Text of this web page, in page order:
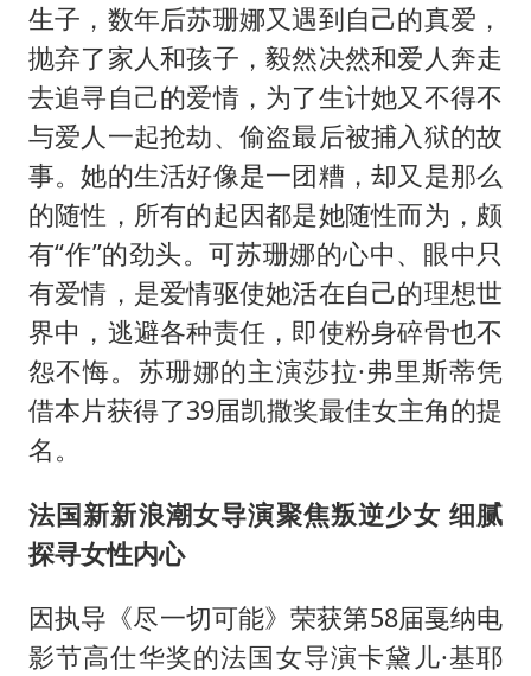
生子，数年后苏珊娜又遇到自己的真爱，
抛弃了家人和孩子，毅然决然和爱人奔走
去追寻自己的爱情，为了生计她又不得不
与爱人一起抢劫、偷盗最后被捕入狱的故
事。她的生活好像是一团糟，却又是那么
的随性，所有的起因都是她随性而为，颇
有“作”的劲头。可苏珊娜的心中、眼中只
有爱情，是爱情驱使她活在自己的理想世
界中，逃避各种责任，即使粉身碎骨也不
怨不悔。苏珊娜的主演莎拉·弗里斯蒂凭
借本片获得了39届凯撒奖最佳女主角的提
名。
法国新新浪潮女导演聚焦叛逆少女 细腻
探寻女性内心
因执导《尽一切可能》荣获第58届戛纳电
影节高仕华奖的法国女导演卡黛儿·基耶